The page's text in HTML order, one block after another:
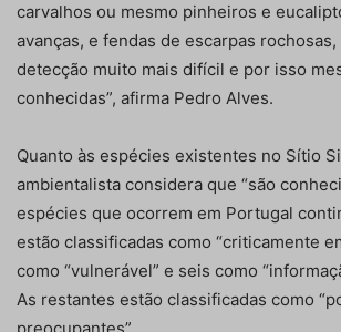
carvalhos ou mesmo pinheiros e
avanças, e fendas de escarpas
detecção muito mais difícil e por isso
conhecidas”, afirma Pedro Alves.
Quanto às espécies existentes no Sítio
ambientalista considera que “são
espécies que ocorrem em Portugal
estão classificadas como “criticamente
como “vulnerável” e seis como
As restantes estão classificadas como